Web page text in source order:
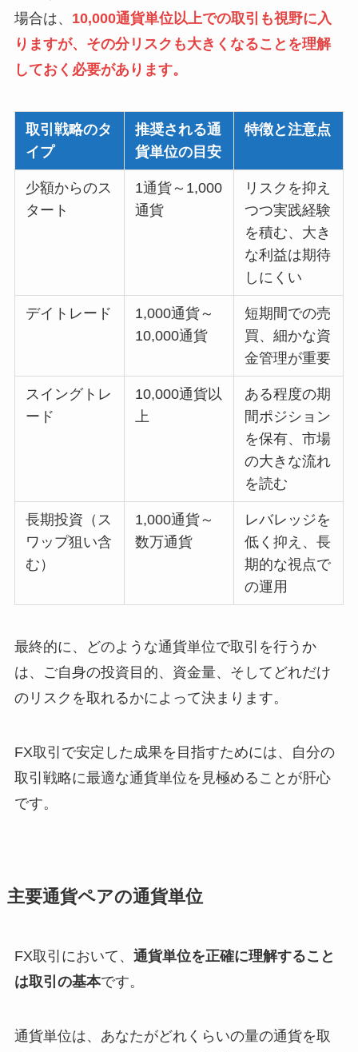
場合は、 10,000通貨単位以上での取引も視野に入
りますが、その分リスクも大きくなることを理解
しておく必要があります。
取引戦略のタ
イプ
推奨される通
貨単位の目安
特徴と注意点
少額からのス
タート
1通貨～1,000
通貨
リスクを抑え
つつ実践経験
を積む、大き
な利益は期待
しにくい
デイトレード
1,000通貨～
10,000通貨
短期間での売
買、細かな資
金管理が重要
スイングトレ
ード
10,000通貨以
上
ある程度の期
間ポジション
を保有、市場
の大きな流れ
を読む
長期投資（ス
ワップ狙い含
む）
1,000通貨～
数万通貨
レバレッジを
低く抑え、長
期的な視点で
の運用
最終的に、どのような通貨単位で取引を行うか
は、ご自身の投資目的、資金量、そしてどれだけ
のリスクを取れるかによって決まります。
FX取引で安定した成果を目指すためには、自分の
取引戦略に最適な通貨単位を見極めることが肝心
です。
主要通貨ペアの通貨単位
FX取引において、 通貨単位を正確に理解すること
は取引の基本です。
通貨単位は、あなたがどれくらいの量の通貨を取